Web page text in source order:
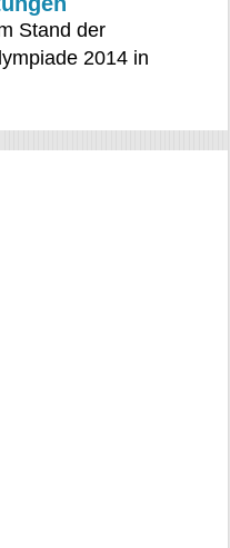
Stand der
2014 in